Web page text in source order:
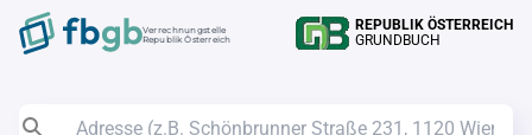
Verrechnungstelle
Republik Österreich
REPUBLIK ÖSTERREICH
GRUNDBUCH